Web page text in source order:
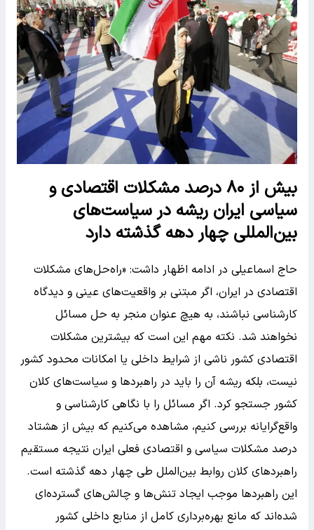
بیش از ۸۰ درصد مشکلات اقتصادی و
سیاسی ایران ریشه در سیاست‌های
بین‌المللی چهار دهه گذشته دارد
حاج اسماعیلی در ادامه اظهار داشت: «راه‌حل‌های مشکلات
اقتصادی در ایران، اگر مبتنی بر واقعیت‌های عینی و دیدگاه
کارشناسی نباشند، به هیچ عنوان منجر به حل مسائل
نخواهند شد. نکته مهم این است که بیشترین مشکلات
اقتصادی کشور ناشی از شرایط داخلی یا امکانات محدود کشور
نیست، بلکه ریشه آن را باید در راهبردها و سیاست‌های کلان
کشور جستجو کرد. اگر مسائل را با نگاهی کارشناسی و
واقع‌گرایانه بررسی کنیم، مشاهده می‌کنیم که بیش از هشتاد
درصد مشکلات سیاسی و اقتصادی فعلی ایران نتیجه مستقیم
راهبردهای کلان روابط بین‌الملل طی چهار دهه گذشته است.
این راهبردها موجب ایجاد تنش‌ها و چالش‌های گسترده‌ای
شده‌اند که مانع بهره‌برداری کامل از منابع داخلی کشور